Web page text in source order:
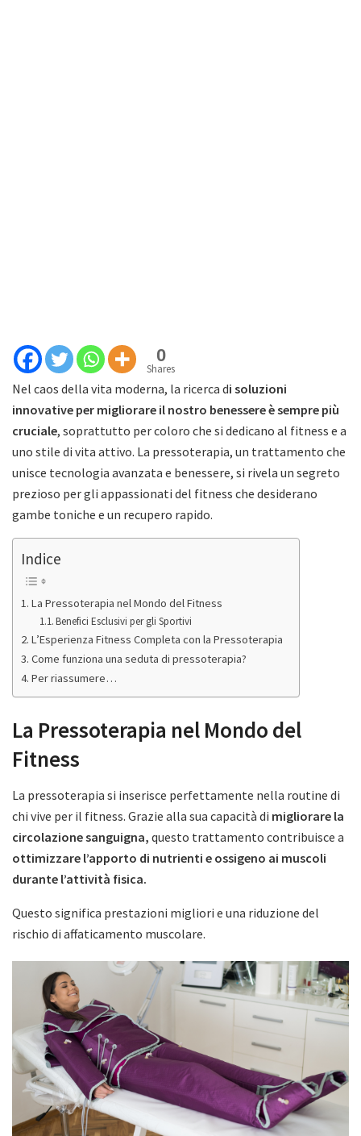
0
Shares
Nel caos della vita moderna, la ricerca di soluzioni
innovative per migliorare il nostro benessere è sempre più
cruciale, soprattutto per coloro che si dedicano al fitness e a
uno stile di vita attivo. La pressoterapia, un trattamento che
unisce tecnologia avanzata e benessere, si rivela un segreto
prezioso per gli appassionati del fitness che desiderano
gambe toniche e un recupero rapido.
Indice
La Pressoterapia nel Mondo del Fitness
Benefici Esclusivi per gli Sportivi
L’Esperienza Fitness Completa con la Pressoterapia
Come funziona una seduta di pressoterapia?
Per riassumere…
La Pressoterapia nel Mondo del
Fitness
La pressoterapia si inserisce perfettamente nella routine di
chi vive per il fitness. Grazie alla sua capacità di migliorare la
circolazione sanguigna, questo trattamento contribuisce a
ottimizzare l’apporto di nutrienti e ossigeno ai muscoli
durante l’attività fisica.
Questo significa prestazioni migliori e una riduzione del
rischio di affaticamento muscolare.